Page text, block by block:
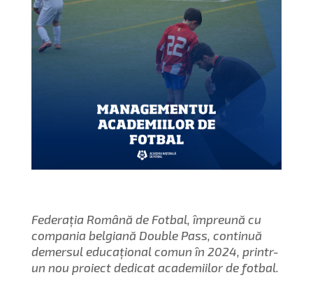
Federația Română de Fotbal, împreună cu
compania belgiană Double Pass, continuă
demersul educațional comun în 2024, printr-
un nou proiect dedicat academiilor de fotbal.